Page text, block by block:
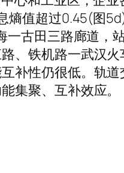
熵值超过0.45(图
古田三路廊道，
、铁机路一武汉
补性仍很低。轨
集聚、互补效应。